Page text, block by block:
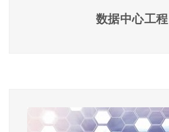
数据中心工程